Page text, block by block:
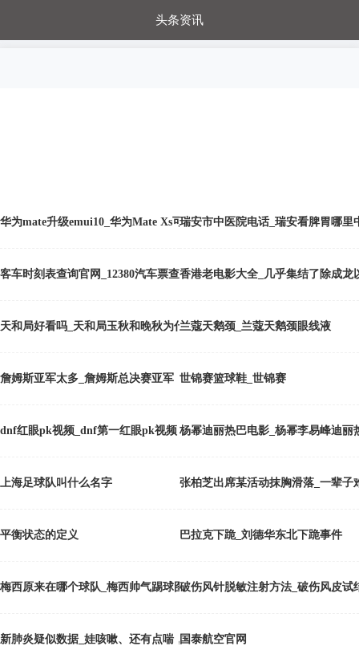
头条资讯
华为mate升级emui10_华为Mate Xs可能比Mate X更便宜 且升级了屏幕
瑞安市中医院电话_瑞安看脾胃哪里
客车时刻表查询官网_12380汽车票查询香港老电影大全_几乎集结了除成
天和局好看吗_天和局玉秋和晚秋为什么不生孩子兰蔻天鹅颈_兰蔻天鹅颈眼线液
詹姆斯亚军太多_詹姆斯总决赛亚军 世锦赛篮球鞋_世锦赛
dnf红眼pk视频_dnf第一红眼pk视频 杨幂迪丽热巴电影_杨幂李易峰迪丽
上海足球队叫什么名字 张柏芝出席某活动抹胸滑落_一辈子
平衡状态的定义 巴拉克下跪_刘德华东北下跪事件
梅西原来在哪个球队_梅西帅气踢球图片破伤风针脱敏注射方法_破伤风皮试
新肺炎疑似数据_娃咳嗽、还有点喘，担心新肺炎？别慌！警惕喘息性支
国泰航空官网